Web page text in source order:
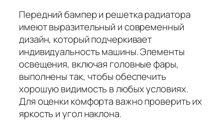
Передний бампер и решетка радиатора
имеют выразительный и современный
дизайн, который подчеркивает
индивидуальность машины. Элементы
освещения, включая головные фары,
выполнены так, чтобы обеспечить
хорошую видимость в любых условиях.
Для оценки комфорта важно проверить их
яркость и угол наклона.